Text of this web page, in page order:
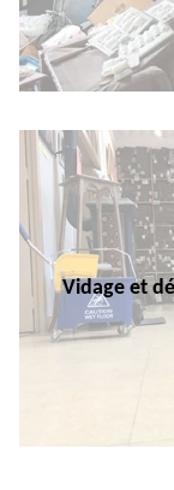
Vidage et